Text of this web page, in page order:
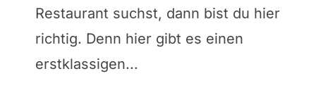
Restaurant suchst, dann bist du hier
richtig. Denn hier gibt es einen
erstklassigen...